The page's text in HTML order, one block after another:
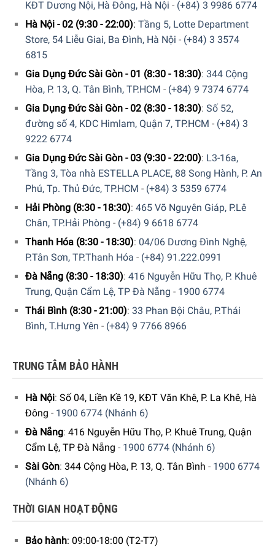
Nắp vừa khít và kín nhằm tránh không cho nước rò rỉ ra
ngoài và tránh côn trùng xâm nhập mang lại hiệu quả giữ
nhiệt tốt hơn những dòng bình khác. Với chất liệu cao cấp
mà bình giữ nhiệt Emsa Mambo 1L sẽ không hề bị bám
màu của những thức uống có màu. Vì vậy bạn có thể dễ
dàng vệ sinh trong thời gian ngắn và vô cùng đơn giản.
Hiện tại Sản phẩm đang được bày bán tại hệ thống
quốc. Quý vị hãy gọi điện trực tiếp vào
KĐT Dương Nội, Hà Đông, Hà Nội - (+84) 3 9986 6774
Hà Nội - 02 (9:30 - 22:00): Tầng 5, Lotte Department
Store, 54 Liễu Giai, Ba Đình, Hà Nội - (+84) 3 3574
6815
Gia Dụng Đức Sài Gòn - 01 (8:30 - 18:30): 344 Cộng
Hòa, P. 13, Q. Tân Bình, TP.HCM - (+84) 9 7374 6774
Gia Dụng Đức Sài Gòn - 02 (8:30 - 18:30): Số 52,
đường số 4, KDC Himlam, Quận 7, TP.HCM - (+84) 3
9222 6774
Gia Dụng Đức Sài Gòn - 03 (9:30 - 22:00): L3-16a,
Tầng 3, Tòa nhà ESTELLA PLACE, 88 Song Hành, P. An
Phú, Tp. Thủ Đức, TP.HCM - (+84) 3 5359 6774
Hải Phòng (8:30 - 18:30): 465 Võ Nguyên Giáp, P.Lê
Chân, TP.Hải Phòng - (+84) 9 6618 6774
Thanh Hóa (8:30 - 18:30): 04/06 Dương Đình Nghệ,
P.Tân Sơn, TP.Thanh Hóa - (+84) 91.222.0991
Đà Nẵng (8:30 - 18:30): 416 Nguyễn Hữu Thọ, P. Khuê
Trung, Quận Cẩm Lệ, TP Đà Nẵng - 1900 6774
Thái Bình (8:30 - 21:00): 33 Phan Bội Châu, P.Thái
Bình, T.Hưng Yên - (+84) 9 7766 8966
TRUNG TÂM BẢO HÀNH
Hà Nội: Số 04, Liền Kề 19, KĐT Văn Khê, P. La Khê, Hà
Đông - 1900 6774 (Nhánh 6)
Đà Nẵng: 416 Nguyễn Hữu Thọ, P. Khuê Trung, Quận
Cẩm Lệ, TP Đà Nẵng - 1900 6774 (Nhánh 6)
Sài Gòn: 344 Cộng Hòa, P. 13, Q. Tân Bình - 1900 6774
(Nhánh 6)
THỜI GIAN HOẠT ĐỘNG
Bảo hành: 09:00-18:00 (T2-T7)